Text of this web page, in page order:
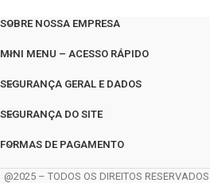
SOBRE NOSSA EMPRESA
MINI MENU – ACESSO RÁPIDO
SEGURANÇA GERAL E DADOS
SEGURANÇA DO SITE
FORMAS DE PAGAMENTO
@2025 – TODOS OS DIREITOS